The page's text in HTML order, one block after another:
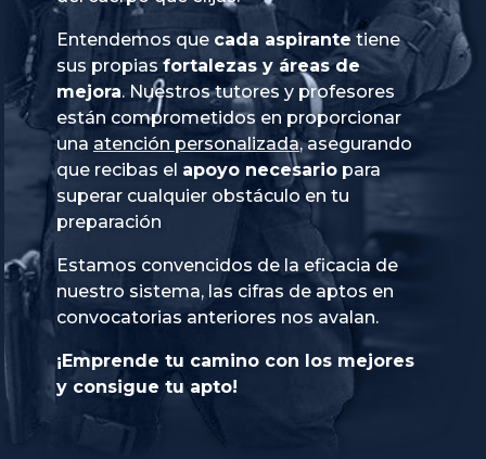
Entendemos que cada aspirante tiene
sus propias fortalezas y áreas de
mejora. Nuestros tutores y profesores
están comprometidos en proporcionar
una atención personalizada, asegurando
que recibas el apoyo necesario para
superar cualquier obstáculo en tu
preparación
Estamos convencidos de la eficacia de
nuestro sistema, las cifras de aptos en
convocatorias anteriores nos avalan.
¡Emprende tu camino con los mejores
y consigue tu apto!